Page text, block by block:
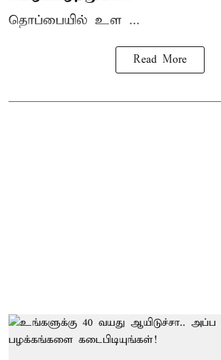
தொப்பையில் உள ...
Read More